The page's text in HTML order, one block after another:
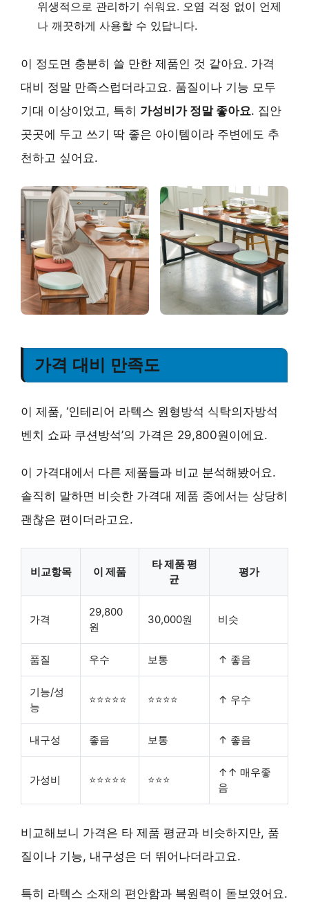
위생적으로 관리하기 쉬워요. 오염 걱정 없이 언제
나 깨끗하게 사용할 수 있답니다.
이 정도면 충분히 쓸 만한 제품인 것 같아요. 가격
대비 정말 만족스럽더라고요. 품질이나 기능 모두
기대 이상이었고, 특히 가성비가 정말 좋아요. 집안
곳곳에 두고 쓰기 딱 좋은 아이템이라 주변에도 추
천하고 싶어요.
가격 대비 만족도
이 제품, ‘인테리어 라텍스 원형방석 식탁의자방석
벤치 쇼파 쿠션방석’의 가격은 29,800원이에요.
이 가격대에서 다른 제품들과 비교 분석해봤어요.
솔직히 말하면 비슷한 가격대 제품 중에서는 상당히
괜찮은 편이더라고요.
비교항목 이 제품
타 제품 평
균
평가
가격
29,800
원
30,000원 비슷
품질 우수 보통 ↑ 좋음
기능/성
능
⭐⭐⭐⭐⭐ ⭐⭐⭐⭐ ↑ 우수
내구성 좋음 보통 ↑ 좋음
가성비 ⭐⭐⭐⭐⭐ ⭐⭐⭐
↑↑ 매우좋
음
비교해보니 가격은 타 제품 평균과 비슷하지만, 품
질이나 기능, 내구성은 더 뛰어나더라고요.
특히 라텍스 소재의 편안함과 복원력이 돋보였어요.